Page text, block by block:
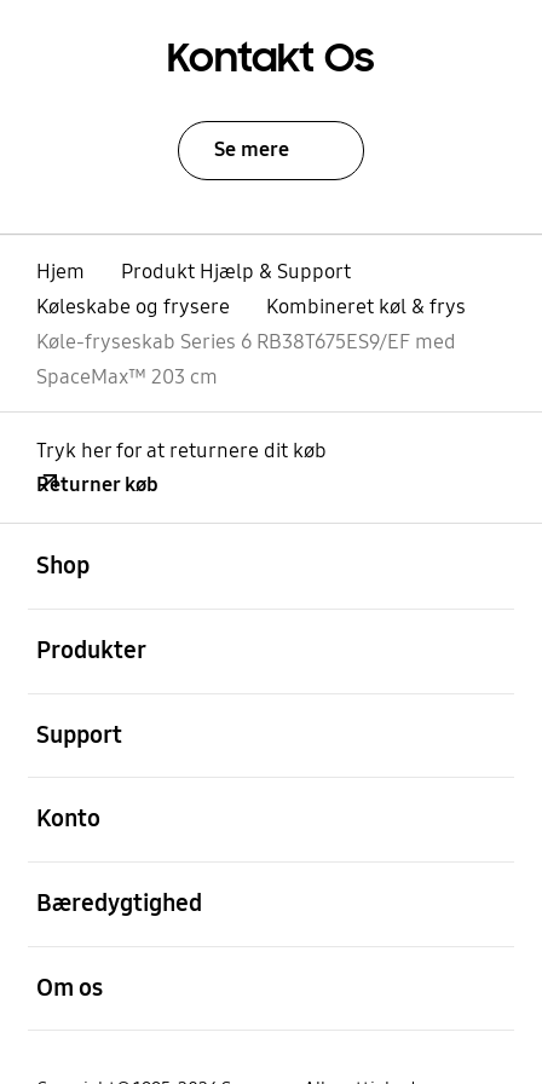
Kontakt Os
Se mere
Hjem
Produkt Hjælp & Support
Køleskabe og frysere
Kombineret køl & frys
Køle-fryseskab Series 6 RB38T675ES9/EF med
SpaceMax™ 203 cm
Tryk her for at returnere dit køb
Returner køb
Shop
Produkter
Support
Konto
Bæredygtighed
Om os